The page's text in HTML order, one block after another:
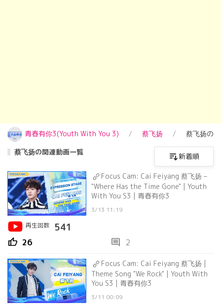
青春有你3(Youth With You 3) 蔡飞扬
蔡飞扬の
蔡飞扬の関連動画一覧
新着順
Focus Cam: Cai Feiyang 蔡飞扬 –
"Where Has the Time Gone" | Youth
With You S3 | 青春有你3
3/13 11:19
再生回数
541
thumb_up 26 comment 2
Focus Cam: Cai Feiyang 蔡飞扬 |
Theme Song "We Rock" | Youth With
You S3 | 青春有你3
3/11 00:09